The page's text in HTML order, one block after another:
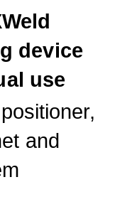
device
use
and